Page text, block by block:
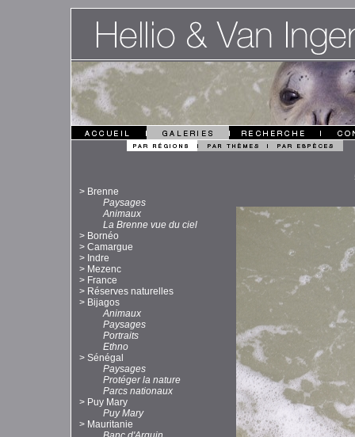
> Brenne
Paysages
Animaux
La Brenne vue du ciel
> Bornéo
> Camargue
> Indre
> Mezenc
> France
> Réserves naturelles
> Bijagos
Animaux
Paysages
Portraits
Ethno
> Sénégal
Paysages
Protéger la nature
Parcs nationaux
> Puy Mary
Puy Mary
> Mauritanie